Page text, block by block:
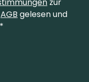
AGB gelesen und
*